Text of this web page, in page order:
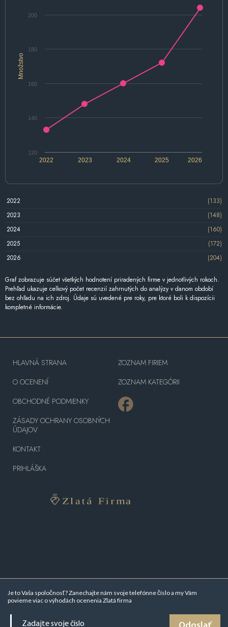
Množstvo
2022 2024 2026
2023 2025
120
140
160
180
200
2022
(133)
2023
(148)
2024
(160)
2025
(172)
2026
(204)
Graf zobrazuje súčet všetkých hodnotení priradených firme v jednotlivých rokoch.
Prehľad ukazuje celkový počet recenzií zahrnutých do analýzy v danom období
bez ohľadu na ich zdroj. Údaje sú uvedené pre roky, pre ktoré boli k dispozícii
kompletné informácie.
Je to Vaša spoločnosť? Zanechajte nám svoje telefónne číslo a my Vám
povieme viac ovýhodách ocenenia Zlatá firma
HLAVNÁ STRANA
O OCENENÍ
OBCHODNÉ PODMIENKY
ZÁSADY OCHRANY OSOBNÝCH
ÚDAJOV
KONTAKT
PRIHLÁŠKA
ZOZNAM FIRIEM
ZOZNAM KATEGÓRII